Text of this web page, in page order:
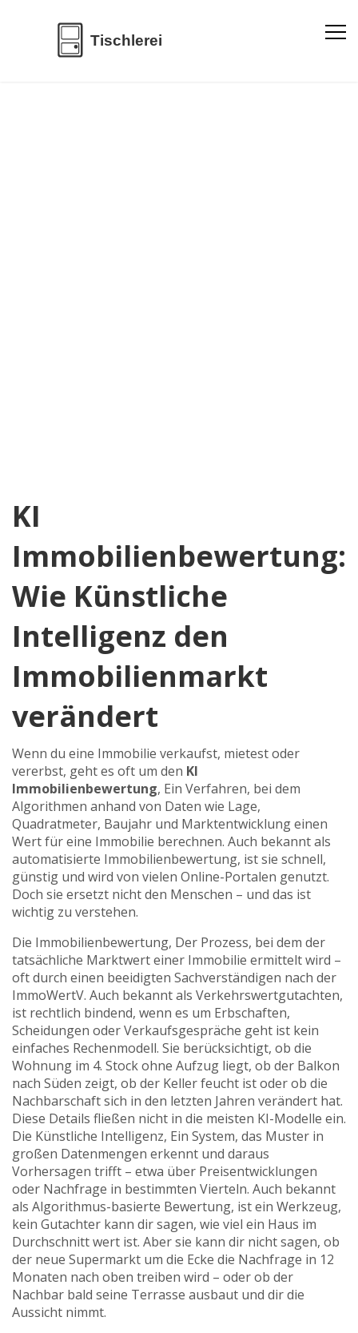
KI
Immobilienbewertung:
Wie Künstliche
Intelligenz den
Immobilienmarkt
verändert
Wenn du eine Immobilie verkaufst, mietest oder
vererbst, geht es oft um den KI
Immobilienbewertung, Ein Verfahren, bei dem
Algorithmen anhand von Daten wie Lage,
Quadratmeter, Baujahr und Marktentwicklung einen
Wert für eine Immobilie berechnen. Auch bekannt als
automatisierte Immobilienbewertung, ist sie schnell,
günstig und wird von vielen Online-Portalen genutzt.
Doch sie ersetzt nicht den Menschen – und das ist
wichtig zu verstehen.
Die Immobilienbewertung, Der Prozess, bei dem der
tatsächliche Marktwert einer Immobilie ermittelt wird –
oft durch einen beeidigten Sachverständigen nach der
ImmoWertV. Auch bekannt als Verkehrswertgutachten,
ist rechtlich bindend, wenn es um Erbschaften,
Scheidungen oder Verkaufsgespräche geht ist kein
einfaches Rechenmodell. Sie berücksichtigt, ob die
Wohnung im 4. Stock ohne Aufzug liegt, ob der Balkon
nach Süden zeigt, ob der Keller feucht ist oder ob die
Nachbarschaft sich in den letzten Jahren verändert hat.
Diese Details fließen nicht in die meisten KI-Modelle ein.
Die Künstliche Intelligenz, Ein System, das Muster in
großen Datenmengen erkennt und daraus
Vorhersagen trifft – etwa über Preisentwicklungen
oder Nachfrage in bestimmten Vierteln. Auch bekannt
als Algorithmus-basierte Bewertung, ist ein Werkzeug,
kein Gutachter kann dir sagen, wie viel ein Haus im
Durchschnitt wert ist. Aber sie kann dir nicht sagen, ob
der neue Supermarkt um die Ecke die Nachfrage in 12
Monaten nach oben treiben wird – oder ob der
Nachbar bald seine Terrasse ausbaut und dir die
Aussicht nimmt.